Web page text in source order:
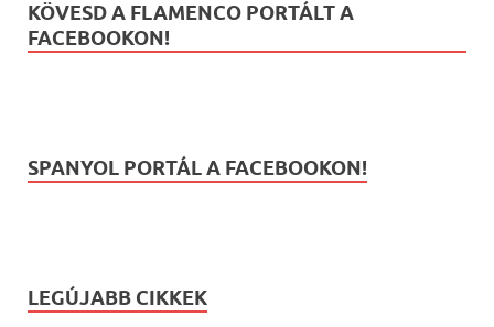
KÖVESD A FLAMENCO PORTÁLT A
FACEBOOKON!
SPANYOL PORTÁL A FACEBOOKON!
LEGÚJABB CIKKEK